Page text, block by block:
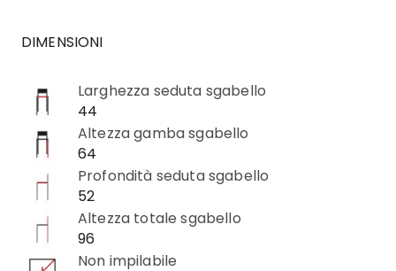
DIMENSIONI
Larghezza seduta sgabello
44
Altezza gamba sgabello
64
Profondità seduta sgabello
52
Altezza totale sgabello
96
Non impilabile